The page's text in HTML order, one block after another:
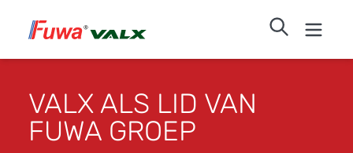
VALX ALS LID VAN
FUWA GROEP